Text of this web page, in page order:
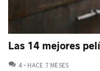
Las 14 mejores
4 COMENTARIOS
HACE 7 MESES